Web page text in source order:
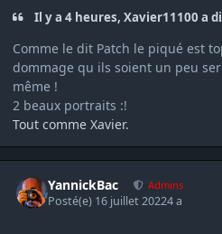
Il y a 4 heures, Xavier11100 a
Comme le dit Patch le piqué est
dommage qu ils soient un peu
même !
2 beaux portraits :!
Tout comme Xavier.
YannickBac Admins
Posté(e) 16 juillet 20224 a